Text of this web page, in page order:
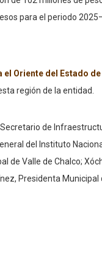
para el periodo
el Oriente del Estado
región de la entidad.
de
del Instituto
de Valle de Chalco;
Presidenta Municipal